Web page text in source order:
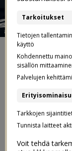
BIKINIBODY
Tarkoitukset
Tietojen
käyttö
Kohdennettu
sisällön
Palvelujen
Tarkkojen
Tunnista laitteet
Voit tehdä